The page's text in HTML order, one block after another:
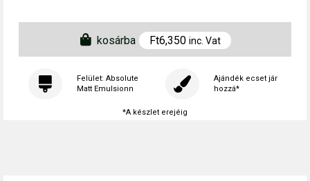
kosárba Ft6,350 inc. Vat
Felület: Absolute
Matt Emulsionn
Ajándék ecset jár
hozzá*
*A készlet erejéig